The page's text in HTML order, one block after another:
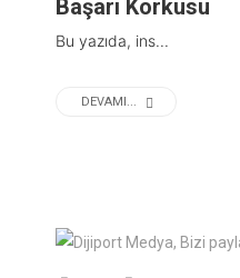
Başarı Korkusu
Bu yazıda, ins...
DEVAMI...